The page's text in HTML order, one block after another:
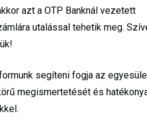
azt a OTP Banknál vezetett
utalással tehetik meg.
segíteni fogja az
megismertetését és